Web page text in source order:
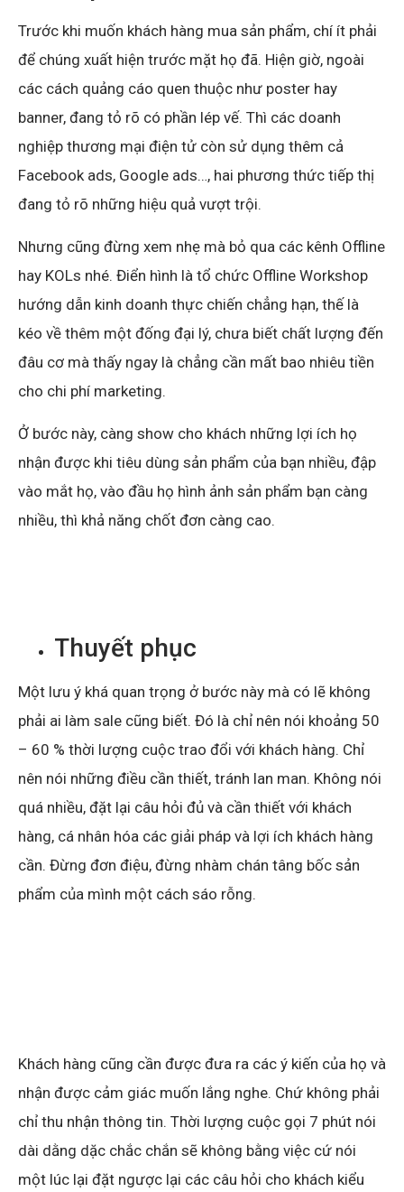
Trước khi muốn khách hàng mua sản phẩm, chí ít phải
để chúng xuất hiện trước mặt họ đã. Hiện giờ, ngoài
các cách quảng cáo quen thuộc như poster hay
banner, đang tỏ rõ có phần lép vế. Thì các doanh
nghiệp thương mại điện tử còn sử dụng thêm cả
Facebook ads, Google ads…, hai phương thức tiếp thị
đang tỏ rõ những hiệu quả vượt trội.
Nhưng cũng đừng xem nhẹ mà bỏ qua các kênh Offline
hay KOLs nhé. Điển hình là tổ chức Offline Workshop
hướng dẫn kinh doanh thực chiến chẳng hạn, thế là
kéo về thêm một đống đại lý, chưa biết chất lượng đến
đâu cơ mà thấy ngay là chẳng cần mất bao nhiêu tiền
cho chi phí marketing.
Ở bước này, càng show cho khách những lợi ích họ
nhận được khi tiêu dùng sản phẩm của bạn nhiều, đập
vào mắt họ, vào đầu họ hình ảnh sản phẩm bạn càng
nhiều, thì khả năng chốt đơn càng cao.
Thuyết phục
Một lưu ý khá quan trọng ở bước này mà có lẽ không
phải ai làm sale cũng biết. Đó là chỉ nên nói khoảng 50
– 60 % thời lượng cuộc trao đổi với khách hàng. Chỉ
nên nói những điều cần thiết, tránh lan man. Không nói
quá nhiều, đặt lại câu hỏi đủ và cần thiết với khách
hàng, cá nhân hóa các giải pháp và lợi ích khách hàng
cần. Đừng đơn điệu, đừng nhàm chán tâng bốc sản
phẩm của mình một cách sáo rỗng.
Khách hàng cũng cần được đưa ra các ý kiến của họ và
nhận được cảm giác muốn lắng nghe. Chứ không phải
chỉ thu nhận thông tin. Thời lượng cuộc gọi 7 phút nói
dài dằng dặc chắc chắn sẽ không bằng việc cứ nói
một lúc lại đặt ngược lại các câu hỏi cho khách kiểu